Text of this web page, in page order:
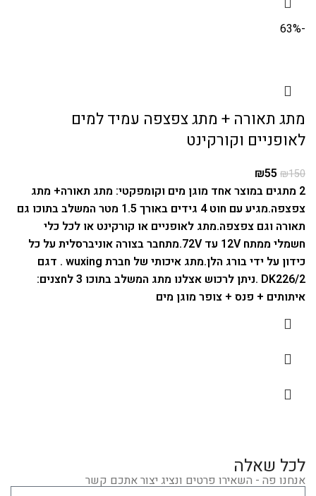
-63%
מתג תאורה + מתג צפצפה עמיד למים
לאופניים וקורקינט
₪150
₪55
2 מתגים במוצר אחד מוגן מים וקומפקטי: מתג תאורה+ מתג
צפצפה.
מגיע עם חוט 4 גידים באורך 1.5 מטר המשלב בתוכו גם
תאורה וגם צפצפה.מתג לאופניים או קורקינט או לכל כלי
חשמלי ממתח 12V עד 72V.
מתחבר בצורה אוניברסלית על כל
כידון על ידי בורג הלן.
מתג איכותי של חברת wuxing . דגם
DK226/2 . ניתן לרכוש אצלנו
מתג המשלב בתוכו 3 לחצנים:
איתותים + פנס + צופר מוגן מים
לכל שאלה
אנחנו פה - השאירו פרטים ונציג יצור אתכם קשר